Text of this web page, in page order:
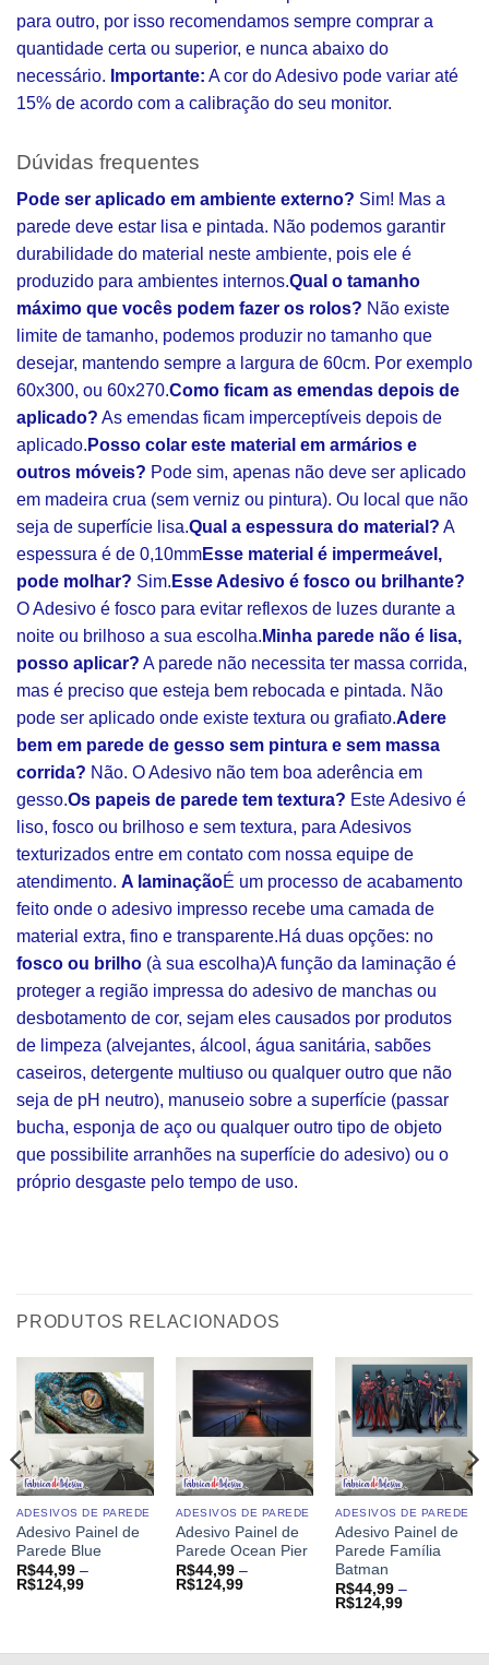
para outro, por isso recomendamos sempre comprar a
quantidade certa ou superior, e nunca abaixo do
necessário. Importante: A cor do Adesivo pode variar até
15% de acordo com a calibração do seu monitor.
Dúvidas frequentes
Pode ser aplicado em ambiente externo? Sim! Mas a
parede deve estar lisa e pintada. Não podemos garantir
durabilidade do material neste ambiente, pois ele é
produzido para ambientes internos.Qual o tamanho
máximo que vocês podem fazer os rolos? Não existe
limite de tamanho, podemos produzir no tamanho que
desejar, mantendo sempre a largura de 60cm. Por exemplo
60x300, ou 60x270.Como ficam as emendas depois de
aplicado? As emendas ficam imperceptíveis depois de
aplicado. Posso colar este material em armários e
outros móveis? Pode sim, apenas não deve ser aplicado
em madeira crua (sem verniz ou pintura). Ou local que não
seja de superfície lisa.Qual a espessura do material? A
espessura é de 0,10mmEsse material é impermeável,
pode molhar? Sim. Esse Adesivo é fosco ou brilhante?
O Adesivo é fosco para evitar reflexos de luzes durante a
noite ou brilhoso a sua escolha. Minha parede não é lisa,
posso aplicar? A parede não necessita ter massa corrida,
mas é preciso que esteja bem rebocada e pintada. Não
pode ser aplicado onde existe textura ou grafiato.Adere
bem em parede de gesso sem pintura e sem massa
corrida? Não. O Adesivo não tem boa aderência em
gesso.Os papeis de parede tem textura? Este Adesivo é
liso, fosco ou brilhoso e sem textura, para Adesivos
texturizados entre em contato com nossa equipe de
atendimento. A laminaçãoÉ um processo de acabamento
feito onde o adesivo impresso recebe uma camada de
material extra, fino e transparente.Há duas opções: no
fosco ou brilho (à sua escolha)A função da laminação é
proteger a região impressa do adesivo de manchas ou
desbotamento de cor, sejam eles causados por produtos
de limpeza (alvejantes, álcool, água sanitária, sabões
caseiros, detergente multiuso ou qualquer outro que não
seja de pH neutro), manuseio sobre a superfície (passar
bucha, esponja de aço ou qualquer outro tipo de objeto
que possibilite arranhões na superfície do adesivo) ou o
próprio desgaste pelo tempo de uso.
PRODUTOS RELACIONADOS
ADESIVOS DE PAREDE
Adesivo Painel de
Parede Blue
R$44,99 –
R$124,99Faixa
R$124,99
ADESIVOS DE PAREDE
Adesivo Painel de
Parede Ocean Pier
R$44,99 –
R$124,99Faixa
R$124,99
ADESIVOS DE PAREDE
Adesivo Painel de
Parede Família
Batman
R$44,99 –
R$124,99Faixa